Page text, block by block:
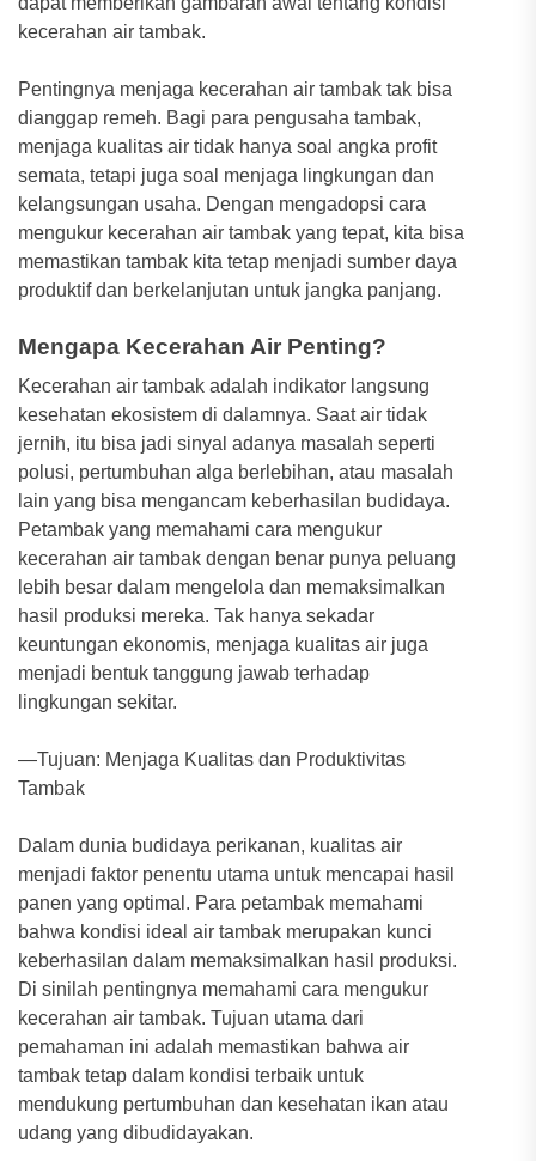
kecerahan air tambak.
Pentingnya menjaga kecerahan air tambak tak bisa
dianggap remeh. Bagi para pengusaha tambak,
menjaga kualitas air tidak hanya soal angka profit
semata, tetapi juga soal menjaga lingkungan dan
kelangsungan usaha. Dengan mengadopsi cara
mengukur kecerahan air tambak yang tepat, kita bisa
memastikan tambak kita tetap menjadi sumber daya
produktif dan berkelanjutan untuk jangka panjang.
Mengapa Kecerahan Air Penting?
Kecerahan air tambak adalah indikator langsung
kesehatan ekosistem di dalamnya. Saat air tidak
jernih, itu bisa jadi sinyal adanya masalah seperti
polusi, pertumbuhan alga berlebihan, atau masalah
lain yang bisa mengancam keberhasilan budidaya.
Petambak yang memahami cara mengukur
kecerahan air tambak dengan benar punya peluang
lebih besar dalam mengelola dan memaksimalkan
hasil produksi mereka. Tak hanya sekadar
keuntungan ekonomis, menjaga kualitas air juga
menjadi bentuk tanggung jawab terhadap
lingkungan sekitar.
—Tujuan: Menjaga Kualitas dan Produktivitas
Tambak
Dalam dunia budidaya perikanan, kualitas air
menjadi faktor penentu utama untuk mencapai hasil
panen yang optimal. Para petambak memahami
bahwa kondisi ideal air tambak merupakan kunci
keberhasilan dalam memaksimalkan hasil produksi.
Di sinilah pentingnya memahami cara mengukur
kecerahan air tambak. Tujuan utama dari
pemahaman ini adalah memastikan bahwa air
tambak tetap dalam kondisi terbaik untuk
mendukung pertumbuhan dan kesehatan ikan atau
udang yang dibudidayakan.